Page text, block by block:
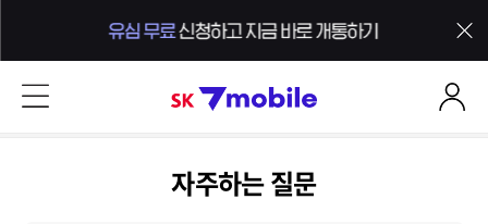
SK 7mobile
자주하는 질문